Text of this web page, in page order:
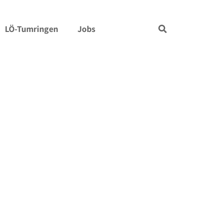
LÖ-Tumringen Jobs